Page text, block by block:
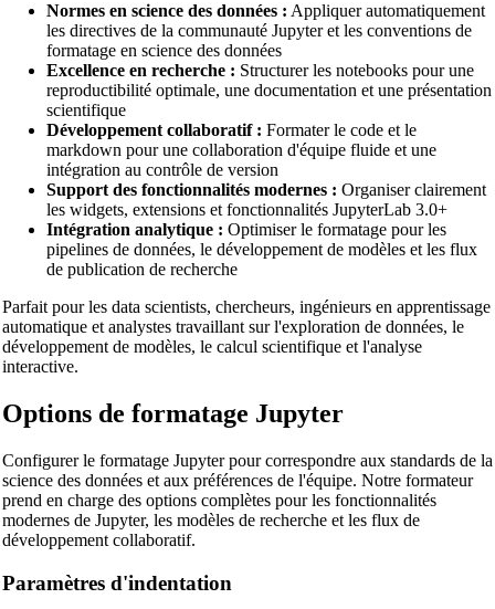
🔗 Related Tools
Formateurs & Embellisseurs de Code
🔧 OUTILS
HTML Beautifier
JavaScript Beautifier
TypeScript Beautifier
JSX Beautifier
Vue Beautifier
SCSS Beautifier
Normes en science des données : Appliquer automatiquement
les directives de la communauté Jupyter et les conventions de
formatage en science des données
Excellence en recherche : Structurer les notebooks pour une
reproductibilité optimale, une documentation et une présentation
scientifique
Développement collaboratif : Formater le code et le
markdown pour une collaboration d'équipe fluide et une
intégration au contrôle de version
Support des fonctionnalités modernes : Organiser clairement
les widgets, extensions et fonctionnalités JupyterLab 3.0+
Intégration analytique : Optimiser le formatage pour les
pipelines de données, le développement de modèles et les flux
de publication de recherche
Parfait pour les data scientists, chercheurs, ingénieurs en apprentissage
automatique et analystes travaillant sur l'exploration de données, le
développement de modèles, le calcul scientifique et l'analyse
interactive.
Options de formatage Jupyter
Configurer le formatage Jupyter pour correspondre aux standards de la
science des données et aux préférences de l'équipe. Notre formateur
prend en charge des options complètes pour les fonctionnalités
modernes de Jupyter, les modèles de recherche et les flux de
développement collaboratif.
Paramètres d'indentation